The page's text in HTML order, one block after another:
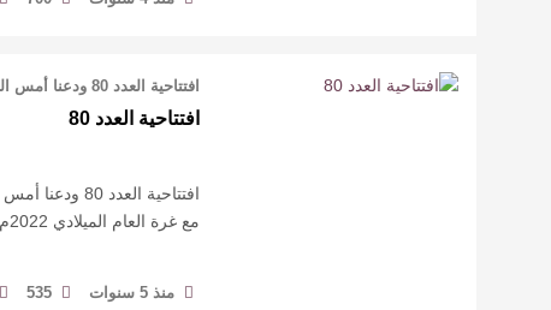
افتتاحية العدد 80 ودعنا أمس العام 2021م، ويتزامن صدور عددنا (الثمانون) من أعداد …
افتتاحية العدد 80
مع غرة العام الميلادي 2022م، ونستبشر بعام أخف وطأة من سابقيه المحملين بذكر …
منذ 5 سنوات 535